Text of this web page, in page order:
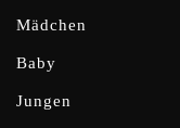
Mädchen
Baby
Jungen